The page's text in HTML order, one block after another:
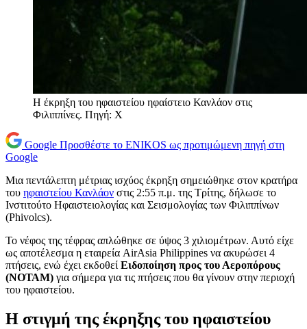
Η έκρηξη του ηφαιστείου ηφαίστειο Κανλάον στις
Φιλιππίνες. Πηγή: Χ
Google Προσθέστε το ENIKOS ως προτιμώμενη πηγή στη
Google
Μια πεντάλεπτη μέτριας ισχύος έκρηξη σημειώθηκε στον κρατήρα
του ηφαιστείου Κανλάον στις 2:55 π.μ. της Τρίτης, δήλωσε το
Ινστιτούτο Ηφαιστειολογίας και Σεισμολογίας των Φιλιππίνων
(Phivolcs).
Το νέφος της τέφρας απλώθηκε σε ύψος 3 χιλιομέτρων. Αυτό είχε
ως αποτέλεσμα η εταιρεία AirAsia Philippines να ακυρώσει 4
πτήσεις, ενώ έχει εκδοθεί Ειδοποίηση προς του Αεροπόρους
(ΝΟΤΑΜ) για σήμερα για τις πτήσεις που θα γίνουν στην περιοχή
του ηφαιστείου.
Η στιγμή της έκρηξης του ηφαιστείου